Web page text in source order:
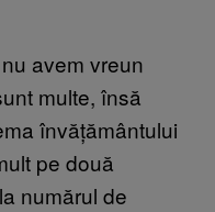
avem vreun
multe, însă
învățământului
pe două
numărul de